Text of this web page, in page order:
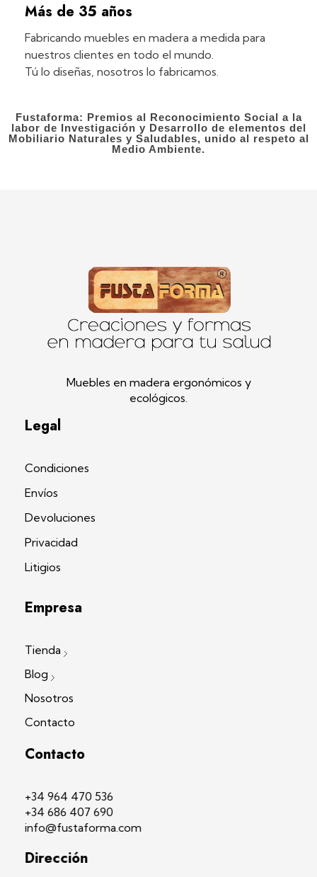
Más de 35 años
Fabricando muebles en madera a medida para
nuestros clientes en todo el mundo.
Tú lo diseñas, nosotros lo fabricamos.
Fustaforma: Premios al Reconocimiento Social a la
labor de Investigación y Desarrollo de elementos del
Mobiliario Naturales y Saludables, unido al respeto al
Medio Ambiente.
Muebles en madera ergonómicos y
ecológicos.
Legal
Condiciones
Envíos
Devoluciones
Privacidad
Litigios
Empresa
Tienda
Blog
Nosotros
Contacto
Contacto
+34 964 470 536
+34 686 407 690
info@fustaforma.com
Dirección